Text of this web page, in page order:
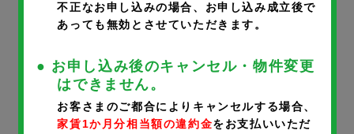
不正なお申し込みの場合、お申し込み成立後で
あっても無効とさせていただきます。
● お申し込み後のキャンセル・物件変更
はできません。
お客さまのご都合によりキャンセルする場合、
家賃1か月分相当額の違約金をお支払いいただ